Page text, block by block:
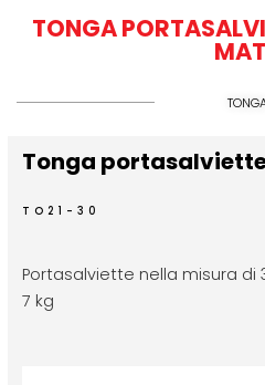
TONGA
Tonga
TO21-30
Portasalviette nella misura
7 kg